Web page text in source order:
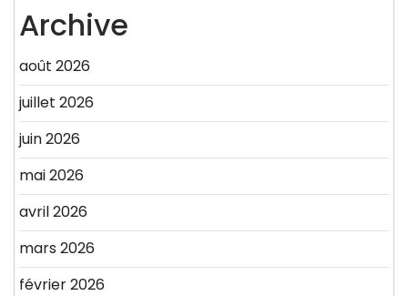
Archive
août 2026
juillet 2026
juin 2026
mai 2026
avril 2026
mars 2026
février 2026